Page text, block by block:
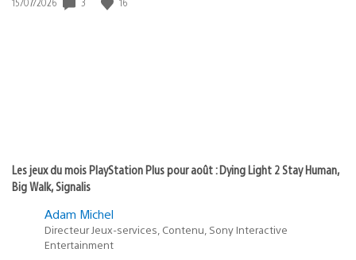
Les jeux du mois PlayStation Plus pour août : Dying Light 2 Stay Human,
Big Walk, Signalis
Adam Michel
Directeur Jeux-services, Contenu, Sony Interactive
Entertainment